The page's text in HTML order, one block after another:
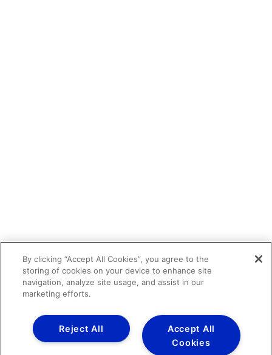
By clicking “Accept All Cookies”, you agree to the
storing of cookies on your device to enhance site
navigation, analyze site usage, and assist in our
marketing efforts.
Accept All
Cookies
Reject All